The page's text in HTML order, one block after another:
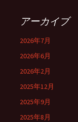
アーカイブ
2026年7月
2026年6月
2026年2月
2025年12月
2025年9月
2025年8月